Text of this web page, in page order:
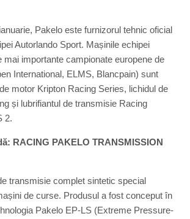
Pakelo este furnizorul tehnic oficial
Autorlando Sport. Mașinile echipei
mai importante campionate europene de
International, ELMS, Blancpain) sunt
motor Kripton Racing Series, lichidul de
și lubrifiantul de transmisie Racing
2.
RACING PAKELO TRANSMISSION
transmisie complet sintetic special
de curse. Produsul a fost conceput în
Pakelo EP-LS (Extreme Pressure-